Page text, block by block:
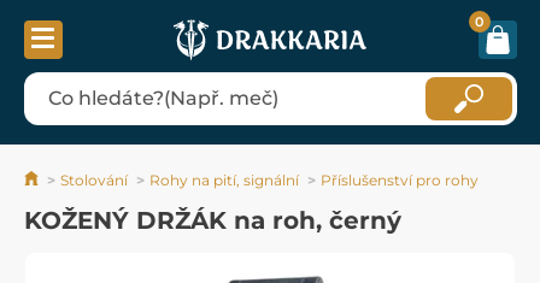
0
Stolování Rohy na pití, signální Příslušenství pro rohy
KOŽENÝ DRŽÁK na roh, černý